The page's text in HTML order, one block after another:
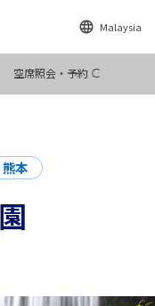
Malaysia
空席照会・予約
熊本